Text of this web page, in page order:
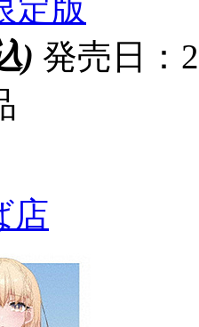
定版
) 発売日：
店